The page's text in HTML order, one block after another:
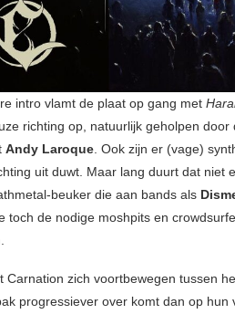
intro vlamt de plaat op gang met
richting op, natuurlijk geholpen door
Andy Laroque. Ook zijn er (vage)
uit duwt. Maar lang duurt dat niet
beuker die aan bands als
toch de nodige moshpits en
Carnation zich voortbewegen tussen
progressiever over komt dan op hun